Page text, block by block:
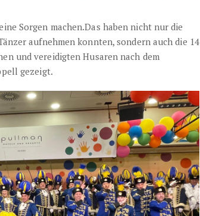
Sorgen machen.Das haben nicht nur die
aufnehmen konnten, sondern auch die 14
und vereidigten Husaren nach dem
gezeigt.